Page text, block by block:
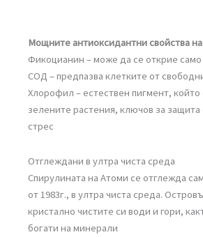
Мощните антиоксидантни свойства
Фикоцианин – може да се открие само
СОД – предпазва клетките от
Хлорофил – естествен пигмент, който
зелените растения, ключов за защита
стрес
Отглеждани в ултра чиста среда
Спирулината на Атоми се отглежда
от 1983г., в ултра чиста среда.
кристално чистите си води и гори,
богати на минерали